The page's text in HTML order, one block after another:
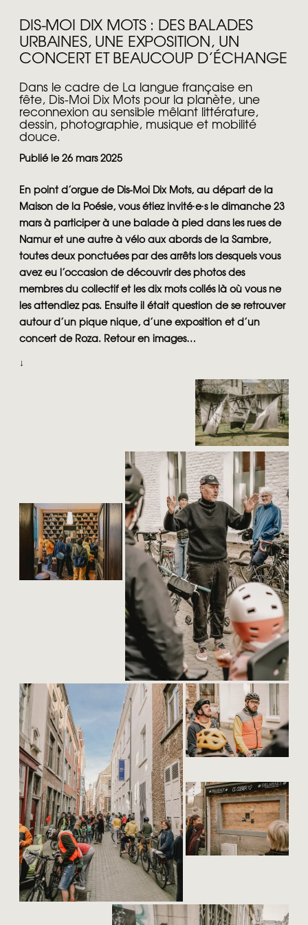
DIS-MOI DIX MOTS : DES BALADES
URBAINES, UNE EXPOSITION, UN
CONCERT ET BEAUCOUP D’ÉCHANGE
Dans le cadre de La langue française en
fête, Dis-Moi Dix Mots pour la planète, une
reconnexion au sensible mêlant littérature,
dessin, photographie, musique et mobilité
douce.
Publié le 26 mars 2025
En point d’orgue de Dis-Moi Dix Mots, au départ de la
Maison de la Poésie, vous étiez invité∙e∙s le dimanche 23
mars à participer à une balade à pied dans les rues de
Namur et une autre à vélo aux abords de la Sambre,
toutes deux ponctuées par des arrêts lors desquels vous
avez eu l’occasion de découvrir des photos des
membres du collectif et les dix mots collés là où vous ne
les attendiez pas. Ensuite il était question de se retrouver
autour d’un pique nique, d’une exposition et d’un
concert de Roza. Retour en images…
↓